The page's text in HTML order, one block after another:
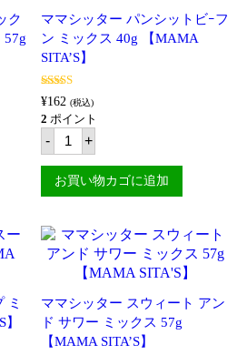
ミ
ッ
ク
50g
【MAMA
SITA'S】
個
ク
57g
ママシッター パンシットビｰフ
ン ミックス 40g 【MAMA
SITA’S】
5段階中5.00
の評価
¥162 (税込)
2 ポイント
- マ
マ
シ
ッ
タ
ン
シ
ッ
ｰ
フ
ン
+
お買い物カゴに追加
ミ
ママシッター スウィート アン
ド サワー ミックス 57g
【MAMA SITA’S】